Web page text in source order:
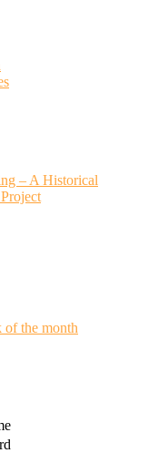
– A Historical
of the month